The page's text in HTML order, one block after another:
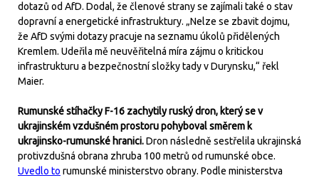
dotazů od AfD. Dodal, že členové strany se zajímali také o stav
dopravní a energetické infrastruktury. „Nelze se zbavit dojmu,
že AfD svými dotazy pracuje na seznamu úkolů přidělených
Kremlem. Udeřila mě neuvěřitelná míra zájmu o kritickou
infrastrukturu a bezpečnostní složky tady v Durynsku,“ řekl
Maier.
Rumunské stíhačky F-16 zachytily ruský dron, který se v
ukrajinském vzdušném prostoru pohyboval směrem k
ukrajinsko-rumunské hranici.Dron následně sestřelila ukrajinská
protivzdušná obrana zhruba 100 metrů od rumunské obce.
Uvedlo to rumunské ministerstvo obrany. Podle ministerstva